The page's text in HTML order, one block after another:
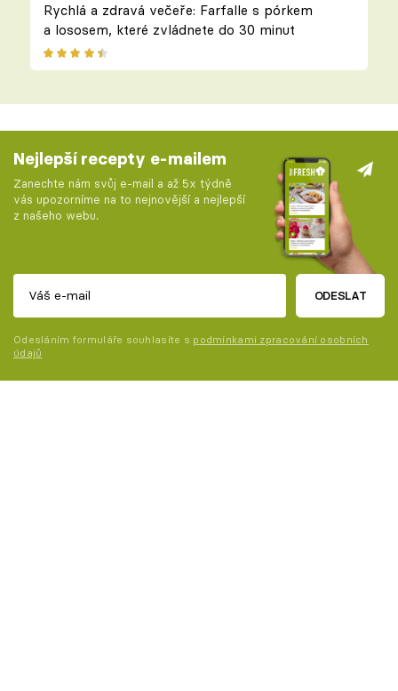
Rychlá a zdravá večeře: Farfalle s pórkem
a lososem, které zvládnete do 30 minut
Nejlepší recepty e-mailem
Zanechte nám svůj e-mail a až 5x týdně
vás upozorníme na to nejnovější a nejlepší
z našeho webu.
ODESLAT
Odesláním formuláře souhlasíte s podmínkami zpracování osobních
údajů